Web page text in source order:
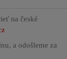
na české
a odošleme za